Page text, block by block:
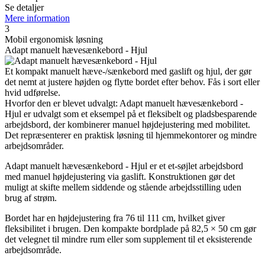
Se detaljer
Mere information
3
Mobil ergonomisk løsning
Adapt manuelt hævesænkebord - Hjul
Et kompakt manuelt hæve-/sænkebord med gaslift og hjul, der gør
det nemt at justere højden og flytte bordet efter behov. Fås i sort eller
hvid udførelse.
Hvorfor den er blevet udvalgt: Adapt manuelt hævesænkebord -
Hjul er udvalgt som et eksempel på et fleksibelt og pladsbesparende
arbejdsbord, der kombinerer manuel højdejustering med mobilitet.
Det repræsenterer en praktisk løsning til hjemmekontorer og mindre
arbejdsområder.
Adapt manuelt hævesænkebord - Hjul er et et-søjlet arbejdsbord
med manuel højdejustering via gaslift. Konstruktionen gør det
muligt at skifte mellem siddende og stående arbejdsstilling uden
brug af strøm.
Bordet har en højdejustering fra 76 til 111 cm, hvilket giver
fleksibilitet i brugen. Den kompakte bordplade på 82,5 × 50 cm gør
det velegnet til mindre rum eller som supplement til et eksisterende
arbejdsområde.